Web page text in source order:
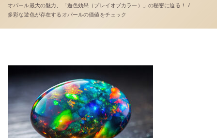
オパール最大の魅力、「遊色効果（プレイオブカラー）」の秘密に迫る！
多彩な遊色が存在するオパールの価値をチェック